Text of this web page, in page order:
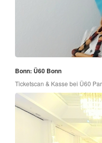
Bonn: Ü60 Bonn
Ticketscan & Kasse bei Ü60